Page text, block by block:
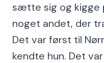
sætte sig og kigge
noget andet, der
Det var først til
kendte hun. Det